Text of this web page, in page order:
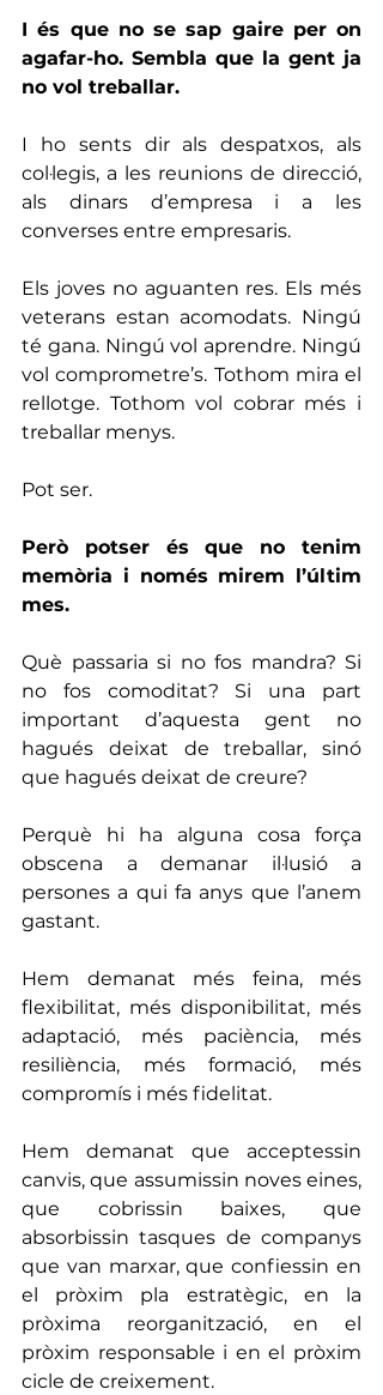
I és que no se sap gaire per on
agafar-ho. Sembla que la gent ja
no vol treballar.
I ho sents dir als despatxos, als
col·legis, a les reunions de direcció,
als dinars d’empresa i a les
converses entre empresaris.
Els joves no aguanten res. Els més
veterans estan acomodats. Ningú
té gana. Ningú vol aprendre. Ningú
vol comprometre’s. Tothom mira el
rellotge. Tothom vol cobrar més i
treballar menys.
Pot ser.
Però potser és que no tenim
memòria i només mirem l’últim
mes.
Què passaria si no fos mandra? Si
no fos comoditat? Si una part
important d’aquesta gent no
hagués deixat de treballar, sinó
que hagués deixat de creure?
Perquè hi ha alguna cosa força
obscena a demanar il·lusió a
persones a qui fa anys que l’anem
gastant.
Hem demanat més feina, més
flexibilitat, més disponibilitat, més
adaptació, més paciència, més
resiliència, més formació, més
compromís i més fidelitat.
Hem demanat que acceptessin
canvis, que assumissin noves eines,
que cobrissin baixes, que
absorbissin tasques de companys
que van marxar, que confiessin en
el pròxim pla estratègic, en la
pròxima reorganització, en el
pròxim responsable i en el pròxim
cicle de creixement.